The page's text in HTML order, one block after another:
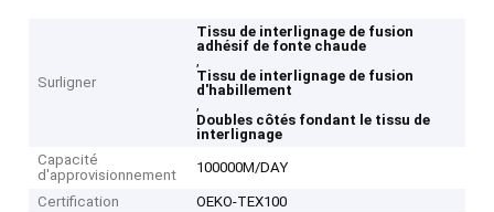
Surligner
Tissu de interlignage de fusion
adhésif de fonte chaude
,
Tissu de interlignage de fusion
d'habillement
,
Doubles côtés fondant le tissu de
interlignage
Capacité
d'approvisionnement
100000M/DAY
Certification
OEKO-TEX100